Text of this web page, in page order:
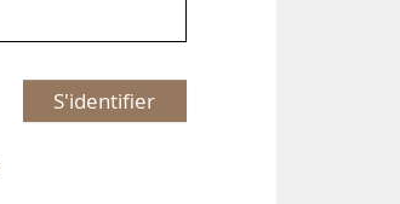
S'identifier